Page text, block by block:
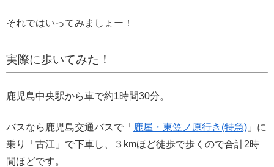
それではいってみましょー！
実際に歩いてみた！
鹿児島中央駅から車で約1時間30分。
バスなら鹿児島交通バスで「 鹿屋・東笠ノ原行き(特急) 」に
乗り「古江」で下車し、３kmほど徒歩で歩くので合計2時
間ほどです。